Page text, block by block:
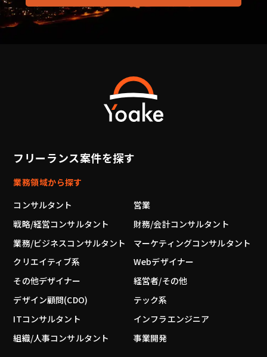
フリーランス案件を探す
業務領域から探す
コンサルタント
営業
戦略/経営コンサルタント
財務/会計コンサルタント
業務/ビジネスコンサルタント
マーケティングコンサルタント
クリエイティブ系
Webデザイナー
その他デザイナー
経営者/その他
デザイン顧問(CDO)
テック系
ITコンサルタント
インフラエンジニア
組織/人事コンサルタント
事業開発